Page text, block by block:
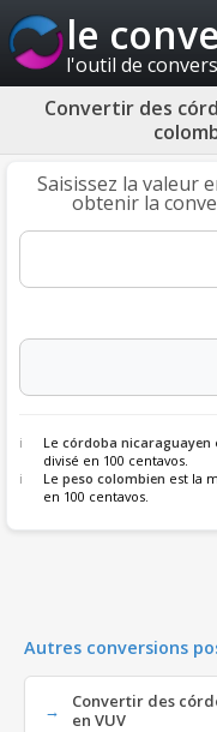
le
l'outil de
Convertir des
Saisissez la valeur
obtenir la
Le córdoba nicaraguayen
divisé en 100 centavos.
Le peso colombien est la
en 100 centavos.
Autres conversions
Convertir des
en VUV